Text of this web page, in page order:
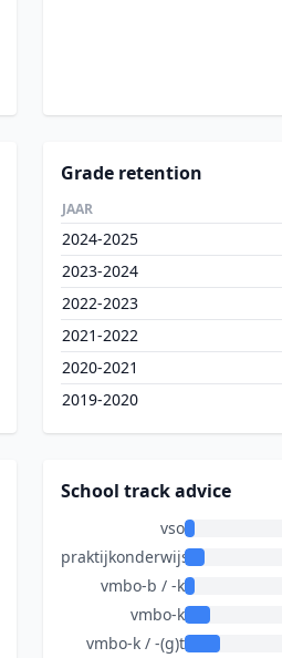
Grade retention
JAAR
2024-2025
2023-2024
2022-2023
2021-2022
2020-2021
2019-2020
School track advice
vso
praktijkonderwijs
vmbo-b / -k
vmbo-k
vmbo-k / -(g)t